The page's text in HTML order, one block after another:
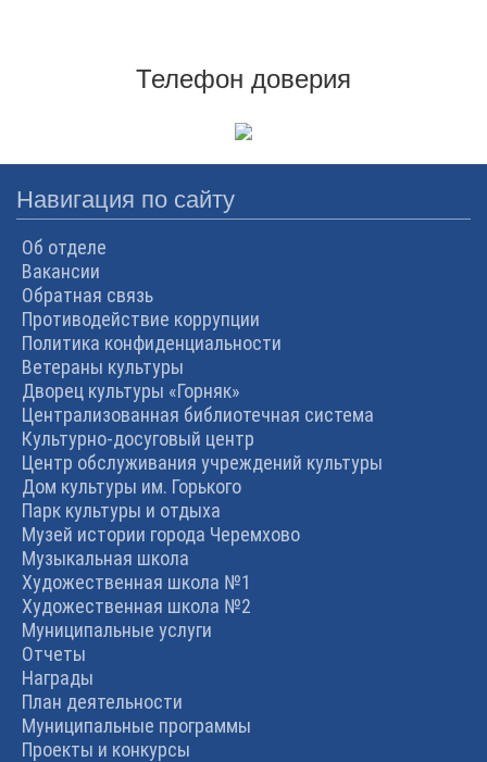
Телефон доверия
Навигация по сайту
Об отделе
Вакансии
Обратная связь
Противодействие коррупции
Политика конфиденциальности
Ветераны культуры
Дворец культуры «Горняк»
Централизованная библиотечная система
Культурно-досуговый центр
Центр обслуживания учреждений культуры
Дом культуры им. Горького
Парк культуры и отдыха
Музей истории города Черемхово
Музыкальная школа
Художественная школа №1
Художественная школа №2
Муниципальные услуги
Отчеты
Награды
План деятельности
Муниципальные программы
Проекты и конкурсы